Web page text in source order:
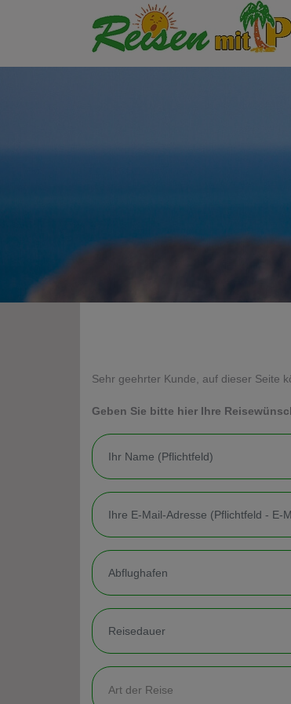
Sehr geehrter Kunde, auf dieser Seite
Geben Sie bitte hier Ihre
Art der Reise